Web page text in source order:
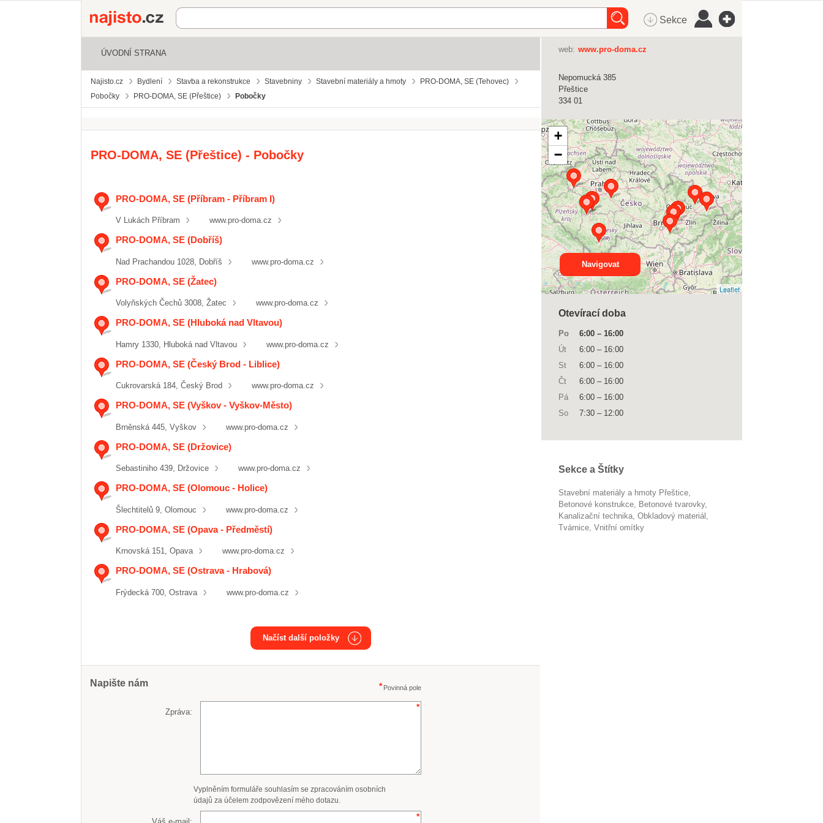
Najisto.cz Sekce
ÚVODNÍ STRANA
Najisto.cz Bydlení Stavba a rekonstrukce Stavebniny Stavební materiály a hmoty
PRO-DOMA, SE (Tehovec)
Pobočky
PRO-DOMA, SE (Přeštice) Pobočky
PRO-DOMA, SE (Přeštice) - Pobočky
PRO-DOMA, SE (Příbram - Příbram I)
V Lukách Příbram www.pro-doma.cz
PRO-DOMA, SE (Dobříš)
Nad Prachandou 1028, Dobříš www.pro-doma.cz
PRO-DOMA, SE (Žatec)
Volyňských Čechů 3008, Žatec www.pro-doma.cz
PRO-DOMA, SE (Hluboká nad Vltavou)
Hamry 1330, Hluboká nad Vltavou www.pro-doma.cz
PRO-DOMA, SE (Český Brod - Liblice)
Cukrovarská 184, Český Brod www.pro-doma.cz
PRO-DOMA, SE (Vyškov - Vyškov-Město)
Brněnská 445, Vyškov www.pro-doma.cz
PRO-DOMA, SE (Držovice)
Sebastiniho 439, Držovice www.pro-doma.cz
PRO-DOMA, SE (Olomouc - Holice)
Šlechtitelů 9, Olomouc www.pro-doma.cz
PRO-DOMA, SE (Opava - Předměstí)
Krnovská 151, Opava www.pro-doma.cz
PRO-DOMA, SE (Ostrava - Hrabová)
Frýdecká 700, Ostrava www.pro-doma.cz
Načíst další položky
Napište nám Povinná pole
Zpráva:
Vyplněním formuláře souhlasím se zpracováním osobních
údajů za účelem zodpovězení mého dotazu.
web: www.pro-doma.cz
Nepomucká 385
Přeštice
334 01
+
−
Leaflet
Navigovat
Otevírací doba
Po 6:00 – 16:00
Út
6:00 – 16:00
St
6:00 – 16:00
Čt
6:00 – 16:00
Pá
6:00 – 16:00
So
7:30 – 12:00
Sekce a Štítky
Stavební materiály a hmoty Přeštice
betonové konstrukce
betonové tvarovky
kanalizační technika
obkladový materiál
tvárnice
vnitřní omítky